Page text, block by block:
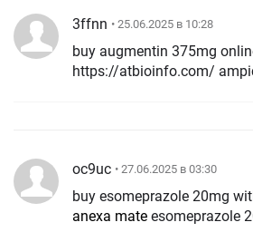
3ffnn • 25.06.2025 в 10:28
buy augmentin 375mg
https://atbioinfo.com/
oc9uc • 27.06.2025 в 03:30
buy esomeprazole 20mg
anexa mate esomeprazole